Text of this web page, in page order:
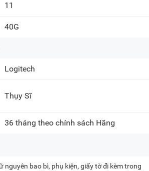
11
40G
Logitech
Thụy Sĩ
36 tháng theo chính sách Hãng
nguyên bao bì, phụ kiện, giấy tờ đi kèm trong